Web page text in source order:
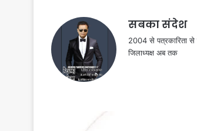
सबका संदेश
2004 से पत्रकारिता
जिलाध्यक्ष अब तक